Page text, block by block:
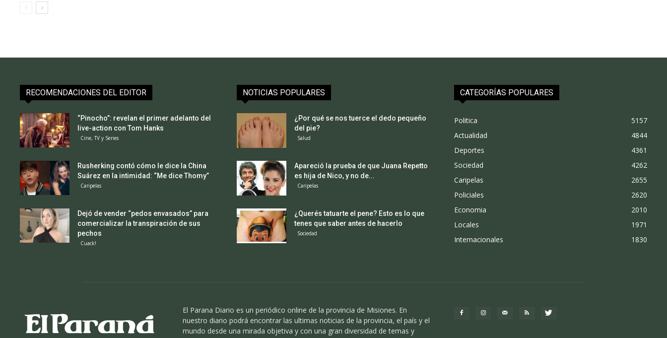
RECOMENDACIONES DEL EDITOR
“Pinocho”: revelan el primer adelanto del
live-action con Tom Hanks
Cine, TV y Series
Rusherking contó cómo le dice la China
Suárez en la intimidad: “Me dice Thomy”
Caripelas
Dejó de vender “pedos envasados” para
comercializar la transpiración de sus
pechos
Cuack!
NOTICIAS POPULARES
¿Por qué se nos tuerce el dedo pequeño
del pie?
Salud
Apareció la prueba de que Juana Repetto
es hija de Nico, y no de...
Caripelas
¿Querés tatuarte el pene? Esto es lo que
tenes que saber antes de hacerlo
Sociedad
CATEGORÍAS POPULARES
Politica
5157
Actualidad
4844
Deportes
4361
Sociedad
4262
Caripelas
2655
Policiales
2620
Economia
2010
Locales
1971
Internacionales
1830
El Parana Diario es un periódico online de la provincia de Misiones. En
nuestro diario podrá encontrar las ultimas noticias de la provincia, el país y el
mundo desde una mirada objetiva y con una gran diversidad de temas y